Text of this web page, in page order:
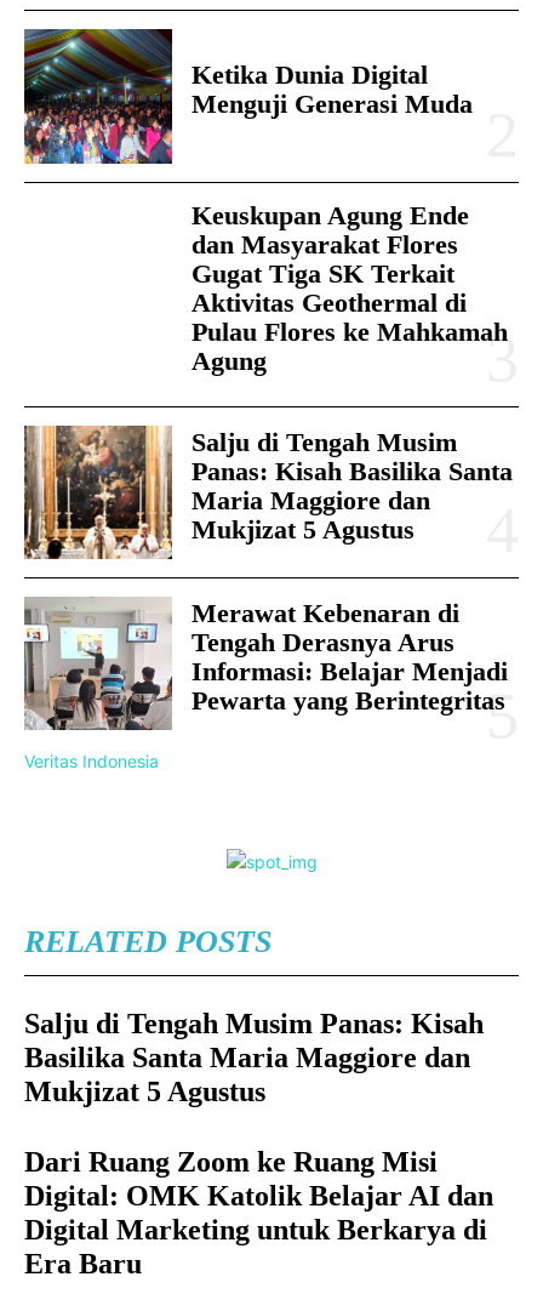
Ketika Dunia Digital
Menguji Generasi Muda
Keuskupan Agung Ende
dan Masyarakat Flores
Gugat Tiga SK Terkait
Aktivitas Geothermal di
Pulau Flores ke Mahkamah
Agung
Salju di Tengah Musim
Panas: Kisah Basilika Santa
Maria Maggiore dan
Mukjizat 5 Agustus
Merawat Kebenaran di
Tengah Derasnya Arus
Informasi: Belajar Menjadi
Pewarta yang Berintegritas
Veritas Indonesia
RELATED POSTS
Salju di Tengah Musim Panas: Kisah
Basilika Santa Maria Maggiore dan
Mukjizat 5 Agustus
Dari Ruang Zoom ke Ruang Misi
Digital: OMK Katolik Belajar AI dan
Digital Marketing untuk Berkarya di
Era Baru